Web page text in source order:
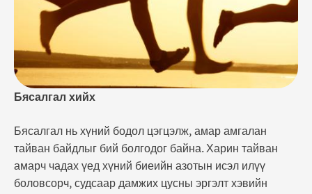
Бясалгал хийх
Бясалгал нь хүний бодол цэгцэлж, амар амгалан
тайван байдлыг бий болгодог байна. Харин тайван
амарч чадах үед хүний биеийн азотын исэл илүү
боловсорч, судсаар дамжих цусны эргэлт хэвийн